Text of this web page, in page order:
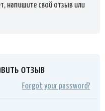
напишите свой отзыв или
отзыв
Forgot your password?